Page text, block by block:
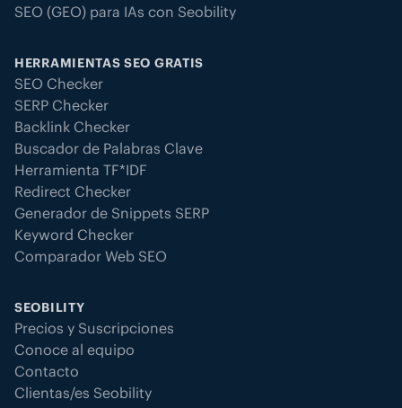
SEO (GEO) para IAs con Seobility
HERRAMIENTAS SEO GRATIS
SEO Checker
SERP Checker
Backlink Checker
Buscador de Palabras Clave
Herramienta TF*IDF
Redirect Checker
Generador de Snippets SERP
Keyword Checker
Comparador Web SEO
SEOBILITY
Precios y Suscripciones
Conoce al equipo
Contacto
Clientas/es Seobility